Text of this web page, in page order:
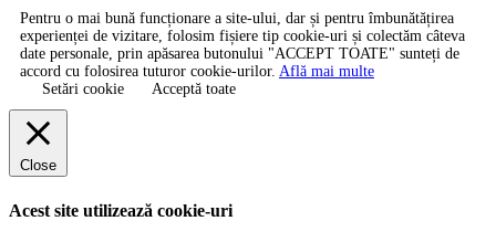
Pentru o mai bună funcționare a site-ului, dar și pentru îmbunătățirea
experienței de vizitare, folosim fișiere tip cookie-uri și colectăm câteva
date personale, prin apăsarea butonului "ACCEPT TOATE" sunteți de
accord cu folosirea tuturor cookie-urilor. Află mai multe
Setări cookie
Acceptă toate
Close
Acest site utilizează cookie-uri